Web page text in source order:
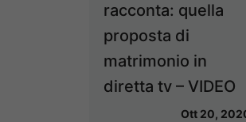
racconta: quella
proposta di
matrimonio in
diretta tv – VIDEO
Ott 20,